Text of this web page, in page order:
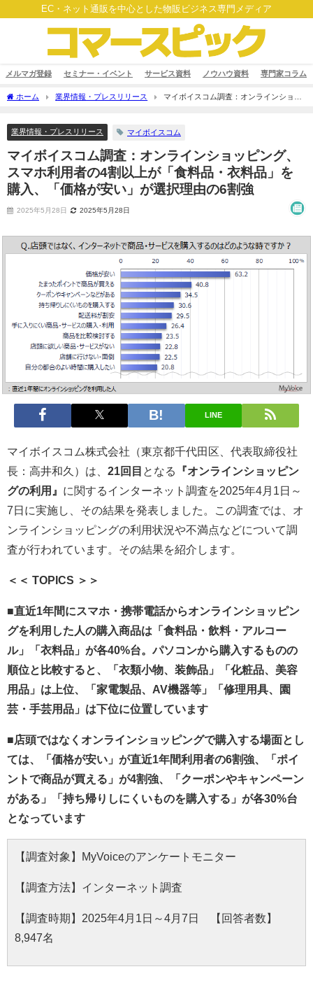
EC・ネット通販を中心とした物販ビジネス専門メディア
メルマガ登録 セミナー・イベント サービス資料 ノウハウ資料 専門家コラム
ホーム 業界情報・プレスリリース
マイボイスコム調査：オンラインショッ
業界情報・プレスリリース
マイボイスコム
マイボイスコム調査：オンラインショッピング、
スマホ利用者の4割以上が「食料品・衣料品」を
購入、「価格が安い」が選択理由の6割強
2025年5月28日 2025年5月28日
LINE
マイボイスコム株式会社（東京都千代田区、代表取締役社
長：高井和久）は、 21回目 となる
『オンラインショッピン
グの利用』 に関するインターネット調査を2025年4月1日～
7日に実施し、その結果を発表しました。この調査では、オ
ンラインショッピングの利用状況や不満点などについて調
査が行われています。その結果を紹介します。
＜＜ TOPICS ＞＞
■直近1年間にスマホ・携帯電話からオンラインショッピン
グを利用した人の購入商品は「食料品・飲料・アルコー
ル」「衣料品」が各40%台。パソコンから購入するものの
順位と比較すると、「衣類小物、装飾品」「化粧品、美容
用品」は上位、「家電製品、AV機器等」「修理用具、園
芸・手芸用品」は下位に位置しています
■店頭ではなくオンラインショッピングで購入する場面とし
ては、「価格が安い」が直近1年間利用者の6割強、「ポイ
ントで商品が買える」が4割強、「クーポンやキャンペーン
がある」「持ち帰りしにくいものを購入する」が各30%台
となっています
【調査対象】MyVoiceのアンケートモニター
【調査方法】インターネット調査
【調査時期】2025年4月1日～4月7日 【回答者数】
8,947名